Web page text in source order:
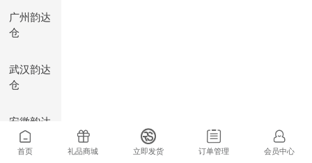
广州韵达
仓
武汉韵达
仓
安徽韵达
仓
首页 礼品商城 立即发货 订单管理 会员中心